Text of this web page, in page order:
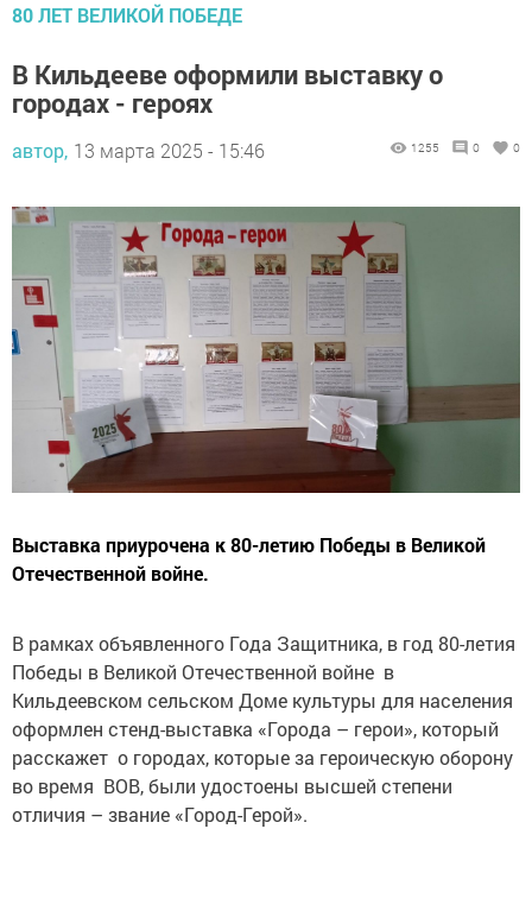
80 ЛЕТ ВЕЛИКОЙ ПОБЕДЕ
В Кильдееве оформили выставку о
городах - героях
автор, 13 марта 2025 - 15:46 1255 0 0
Выставка приурочена к 80-летию Победы в Великой
Отечественной войне.
В рамках объявленного Года Защитника, в год 80-летия
Победы в Великой Отечественной войне в
Кильдеевском сельском Доме культуры для населения
оформлен стенд-выставка «Города – герои», который
расскажет о городах, которые за героическую оборону
во время ВОВ, были удостоены высшей степени
отличия – звание «Город-Герой».